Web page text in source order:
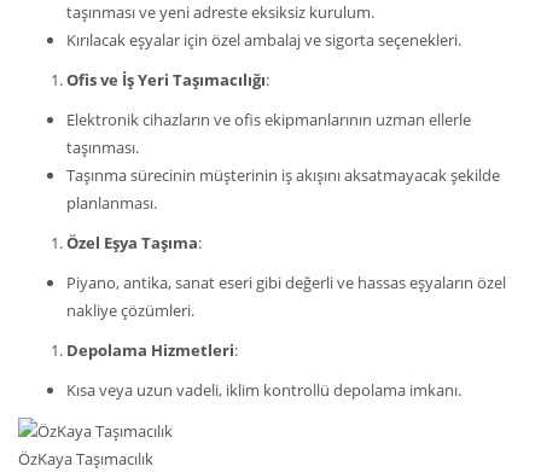
taşınması ve yeni adreste eksiksiz kurulum.
Kırılacak eşyalar için özel ambalaj ve sigorta seçenekleri.
Ofis ve İş Yeri Taşımacılığı:
Elektronik cihazların ve ofis ekipmanlarının uzman ellerle
taşınması.
Taşınma sürecinin müşterinin iş akışını aksatmayacak şekilde
planlanması.
Özel Eşya Taşıma:
Piyano, antika, sanat eseri gibi değerli ve hassas eşyaların özel
nakliye çözümleri.
Depolama Hizmetleri:
Kısa veya uzun vadeli, iklim kontrollü depolama imkanı.
ÖzKaya Taşımacılık